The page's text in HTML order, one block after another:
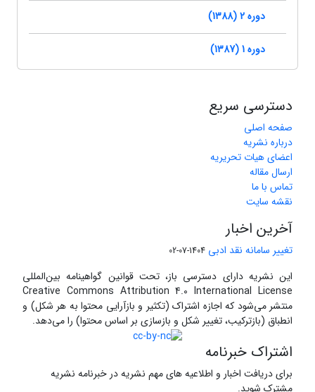
دوره 2 (1388)
دوره 1 (1387)
دسترسی سریع
صفحه اصلی
درباره نشریه
اعضای هیات تحریریه
ارسال مقاله
تماس با ما
نقشه سایت
آخرین اخبار
تغییر سامانه نقد ادبی 1404-07-02
این نشریه دارای دسترسی باز، تحت قوانین گواهینامه بین‌المللی
Creative Commons Attribution 4.0 International License
منتشر می‌شود که اجازه اشتراک (تکثیر و بازآرایی محتوا به هر شکل) و
انطباق (بازترکیب، تغییر شکل و بازسازی بر اساس محتوا) را می‌دهد.
اشتراک خبرنامه
برای دریافت اخبار و اطلاعیه های مهم نشریه در خبرنامه نشریه
مشترک شوید.